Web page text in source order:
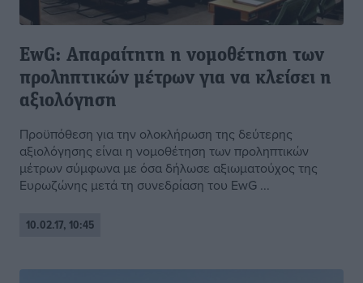
EwG: Απαραίτητη η νομοθέτηση των
προληπτικών μέτρων για να κλείσει η
αξιολόγηση
Προϋπόθεση για την ολοκλήρωση της δεύτερης
αξιολόγησης είναι η νομοθέτηση των προληπτικών
μέτρων σύμφωνα με όσα δήλωσε αξιωματούχος της
Ευρωζώνης μετά τη συνεδρίαση του EwG ...
10.02.17, 10:45